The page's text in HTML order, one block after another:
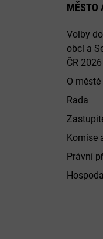
MĚSTO
Volby
obcí a
ČR 2026
O městě
Rada
Komise
Právní